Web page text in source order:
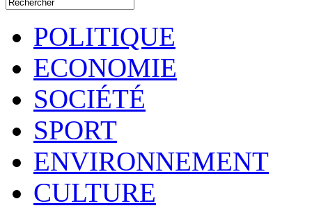
POLITIQUE
ECONOMIE
SOCIÉTÉ
SPORT
ENVIRONNEMENT
CULTURE